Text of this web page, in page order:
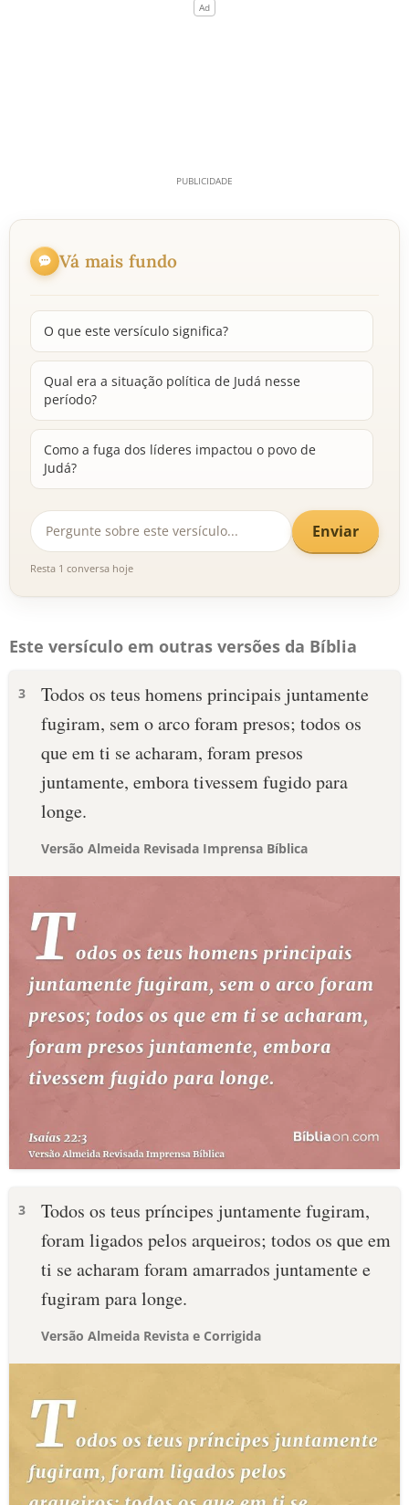
Vá mais fundo
O que este versículo significa?
Qual era a situação política de Judá nesse
período?
Como a fuga dos líderes impactou o povo de
Judá?
Enviar
Resta 1 conversa hoje
Este versículo em outras versões da Bíblia
3
Todos os teus homens principais juntamente
fugiram, sem o arco foram presos; todos os
que em ti se acharam, foram presos
juntamente, embora tivessem fugido para
longe.
Versão Almeida Revisada Imprensa Bíblica
3
Todos os teus príncipes juntamente fugiram,
foram ligados pelos arqueiros; todos os que em
ti se acharam foram amarrados juntamente e
fugiram para longe.
Versão Almeida Revista e Corrigida